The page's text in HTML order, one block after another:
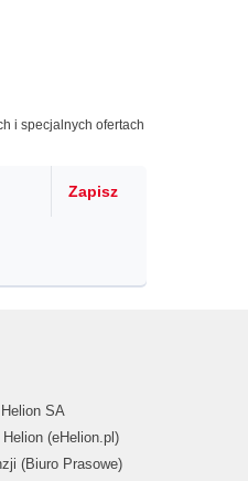
i specjalnych ofertach
Zapisz
SA
(eHelion.pl)
(Biuro Prasowe)